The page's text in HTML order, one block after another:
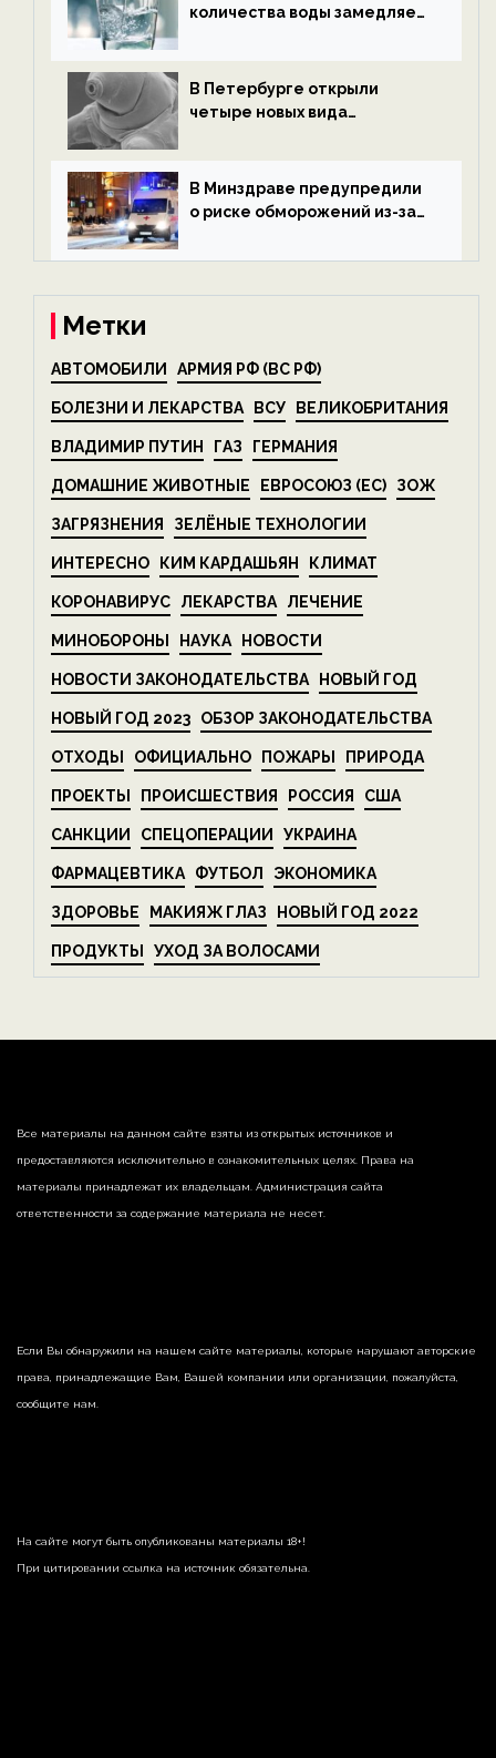
количества воды замедляет
В Петербурге открыли
четыре новых вида
экологии на ECOportal
В Минздраве предупредили
о риске обморожений из-за
на ECOportal
Метки
АВТОМОБИЛИ АРМИЯ РФ (ВС РФ)
БОЛЕЗНИ И ЛЕКАРСТВА ВСУ ВЕЛИКОБРИТАНИЯ
ВЛАДИМИР ПУТИН ГАЗ ГЕРМАНИЯ
ДОМАШНИЕ ЖИВОТНЫЕ ЕВРОСОЮЗ (ЕС) ЗОЖ
ЗАГРЯЗНЕНИЯ ЗЕЛЁНЫЕ ТЕХНОЛОГИИ
ИНТЕРЕСНО КИМ КАРДАШЬЯН КЛИМАТ
КОРОНАВИРУС ЛЕКАРСТВА ЛЕЧЕНИЕ
МИНОБОРОНЫ НАУКА НОВОСТИ
НОВОСТИ ЗАКОНОДАТЕЛЬСТВА НОВЫЙ ГОД
НОВЫЙ ГОД 2023 ОБЗОР ЗАКОНОДАТЕЛЬСТВА
ОТХОДЫ ОФИЦИАЛЬНО ПОЖАРЫ ПРИРОДА
ПРОЕКТЫ ПРОИСШЕСТВИЯ РОССИЯ США
САНКЦИИ СПЕЦОПЕРАЦИИ УКРАИНА
ФАРМАЦЕВТИКА ФУТБОЛ ЭКОНОМИКА
ЗДОРОВЬЕ МАКИЯЖ ГЛАЗ НОВЫЙ ГОД 2022
ПРОДУКТЫ УХОД ЗА ВОЛОСАМИ
Все материалы на данном сайте взяты из открытых источников и
предоставляются исключительно в ознакомительных целях. Права на
материалы принадлежат их владельцам. Администрация сайта
ответственности за содержание материала не несет.
Если Вы обнаружили на нашем сайте материалы, которые нарушают авторские
права, принадлежащие Вам, Вашей компании или организации, пожалуйста,
сообщите нам.
На сайте могут быть опубликованы материалы 18+!
При цитировании ссылка на источник обязательна.